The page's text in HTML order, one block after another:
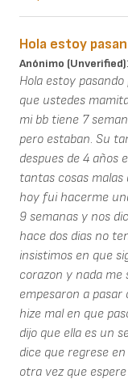
Hola estoy
Anónimo (unverified)
Hola estoy
que ustedes
mi bb tiene 7
pero estaban. Su
despues de 4 años
tantas cosas
hoy fui hacerme
9 semanas y nos
hace dos dias no
insistimos en que
corazon y nada me
empesaron a pasar
hize mal en que
dijo que ella es un
dice que regrese
otra vez que